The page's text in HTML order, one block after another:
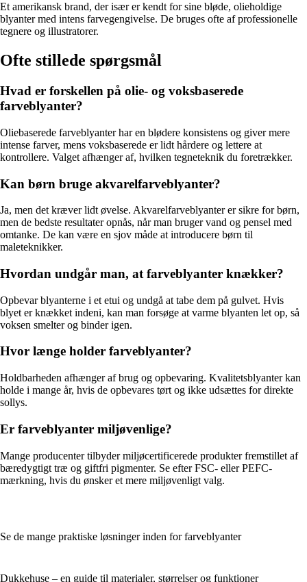
Et amerikansk brand, der især er kendt for sine bløde, olieholdige
blyanter med intens farvegengivelse. De bruges ofte af professionelle
tegnere og illustratorer.
Ofte stillede spørgsmål
Hvad er forskellen på olie- og voksbaserede
farveblyanter?
Oliebaserede farveblyanter har en blødere konsistens og giver mere
intense farver, mens voksbaserede er lidt hårdere og lettere at
kontrollere. Valget afhænger af, hvilken tegneteknik du foretrækker.
Kan børn bruge akvarelfarveblyanter?
Ja, men det kræver lidt øvelse. Akvarelfarveblyanter er sikre for børn,
men de bedste resultater opnås, når man bruger vand og pensel med
omtanke. De kan være en sjov måde at introducere børn til
maleteknikker.
Hvordan undgår man, at farveblyanter knækker?
Opbevar blyanterne i et etui og undgå at tabe dem på gulvet. Hvis
blyet er knækket indeni, kan man forsøge at varme blyanten let op, så
voksen smelter og binder igen.
Hvor længe holder farveblyanter?
Holdbarheden afhænger af brug og opbevaring. Kvalitetsblyanter kan
holde i mange år, hvis de opbevares tørt og ikke udsættes for direkte
sollys.
Er farveblyanter miljøvenlige?
Mange producenter tilbyder miljøcertificerede produkter fremstillet af
bæredygtigt træ og giftfri pigmenter. Se efter FSC- eller PEFC-
mærkning, hvis du ønsker et mere miljøvenligt valg.
Se de mange praktiske løsninger inden for farveblyanter
Dukkehuse – en guide til materialer, størrelser og funktioner